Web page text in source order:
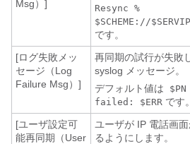
Msg）]
Resync %
$SCHEME://
です。
[ログ失敗メッ
セージ（Log
Failure Msg）]
再同期の試行が失敗
syslog メッセージ。
デフォルト値は
failed: $ERR です。
[ユーザ設定可
能再同期（User
ユーザが IP 電話画
るようにします。